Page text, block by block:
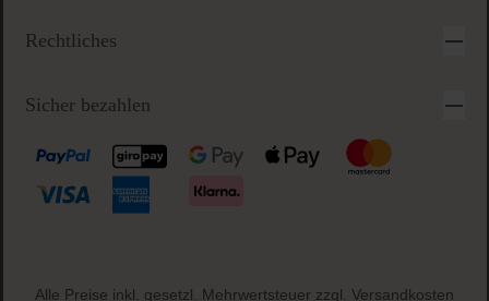
Rechtliches
Sicher bezahlen
Alle Preise inkl. gesetzl. Mehrwertsteuer zzgl. Versandkosten